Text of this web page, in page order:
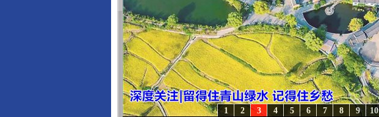
10
9
8
7
6
5
4
3
2
1